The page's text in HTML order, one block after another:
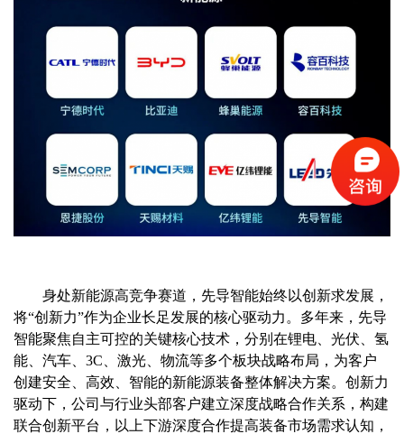
身处新能源高竞争赛道，先导智能始终以创新求发展，
将“创新力”作为企业长足发展的核心驱动力。多年来，先导
智能聚焦自主可控的关键核心技术，分别在锂电、光伏、氢
能、汽车、3C、激光、物流等多个板块战略布局，为客户
创建安全、高效、智能的新能源装备整体解决方案。创新力
驱动下，公司与行业头部客户建立深度战略合作关系，构建
联合创新平台，以上下游深度合作提高装备市场需求认知，